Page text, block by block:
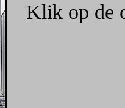
Klik op de